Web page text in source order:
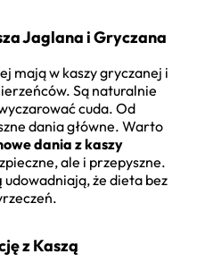
Jaglana i Gryczana
mają w kaszy gryczanej i
Są naturalnie
cuda. Od
dania główne. Warto
dania z kaszy
ale i przepyszne.
udowadniają, że dieta bez
z Kaszą